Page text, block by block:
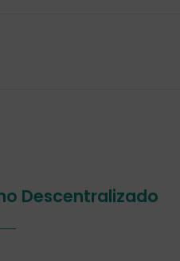
Descentralizado